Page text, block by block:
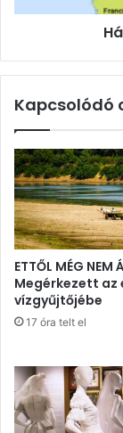
Kapcsolódó
ETTŐL MÉG NEM
Megérkezett az
vízgyűjtőjébe
17 óra telt el